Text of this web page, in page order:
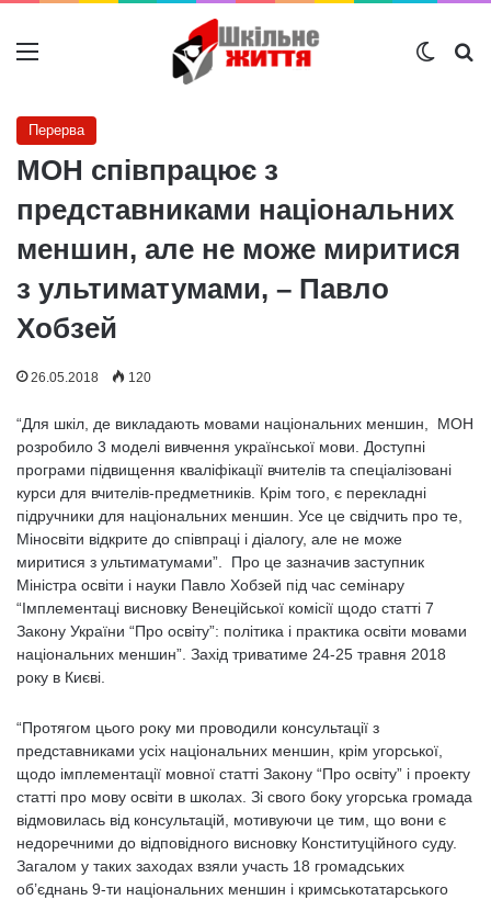
Меню
Перерва
МОН співпрацює з
представниками національних
меншин, але не може миритися
з ультиматумами, – Павло
Хобзей
26.05.2018 120
“Для шкіл, де викладають мовами національних меншин, МОН
розробило 3 моделі вивчення української мови. Доступні
програми підвищення кваліфікації вчителів та спеціалізовані
курси для вчителів-предметників. Крім того, є перекладні
підручники для національних меншин. Усе це свідчить про те,
Міносвіти відкрите до співпраці і діалогу, але не може
миритися з ультиматумами”. Про це зазначив заступник
Міністра освіти і науки Павло Хобзей під час семінару
“Імплементаці висновку Венеційської комісії щодо статті 7
Закону України “Про освіту”: політика і практика освіти мовами
національних меншин”. Захід триватиме 24-25 травня 2018
року в Києві.
“Протягом цього року ми проводили консультації з
представниками усіх національних меншин, крім угорської,
щодо імплементації мовної статті Закону “Про освіту” і проекту
статті про мову освіти в школах. Зі свого боку угорська громада
відмовилась від консультацій, мотивуючи це тим, що вони є
недоречними до відповідного висновку Конституційного суду.
Загалом у таких заходах взяли участь 18 громадських
об’єднань 9-ти національних меншин і кримськотатарського